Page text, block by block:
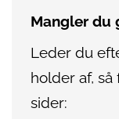
Mangler du
Leder du
holder af,
sider: